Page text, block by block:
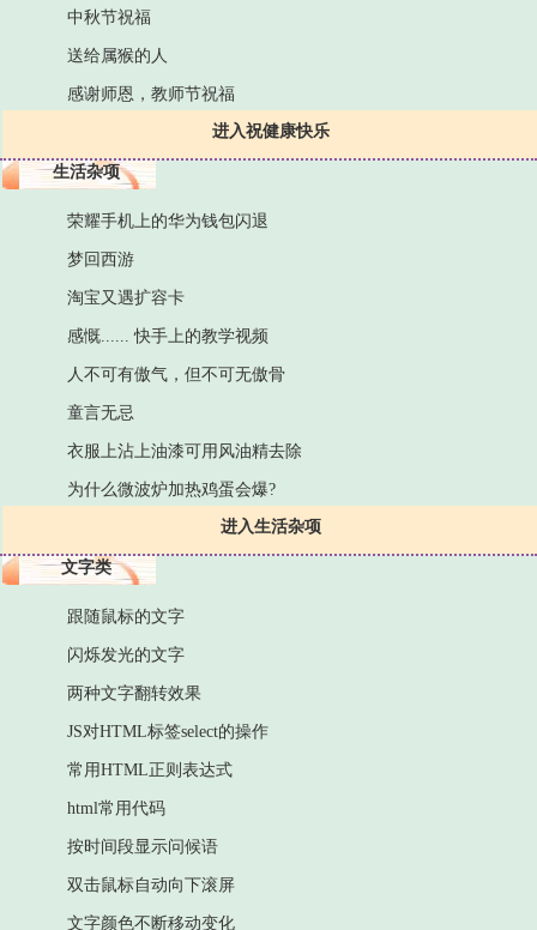
进入祝健康快乐
中秋节祝福
送给属猴的人
感谢师恩，教师节祝福
生活杂项
进入生活杂项
荣耀手机上的华为钱包闪退
梦回西游
淘宝又遇扩容卡
感慨...... 快手上的教学视频
人不可有傲气，但不可无傲骨
童言无忌
衣服上沾上油漆可用风油精去除
为什么微波炉加热鸡蛋会爆?
文字类
跟随鼠标的文字
闪烁发光的文字
两种文字翻转效果
JS对HTML标签select的操作
常用HTML正则表达式
html常用代码
按时间段显示问候语
双击鼠标自动向下滚屏
文字颜色不断移动变化